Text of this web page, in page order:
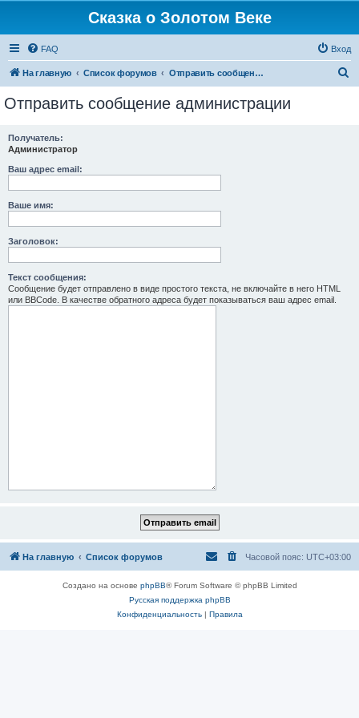
Сказка о Золотом Веке
FAQ Вход
На главную Список форумов Отправить сообщение администрации
Отправить сообщение администрации
Получатель:
Администратор
Ваш адрес email:
Ваше имя:
Заголовок:
Текст сообщения:
Сообщение будет отправлено в виде простого текста, не включайте в него HTML
или BBCode. В качестве обратного адреса будет показываться ваш адрес email.
На главную Список форумов Часовой пояс: UTC+03:00
Создано на основе phpBB® Forum Software © phpBB Limited
Русская поддержка phpBB
Конфиденциальность| Правила